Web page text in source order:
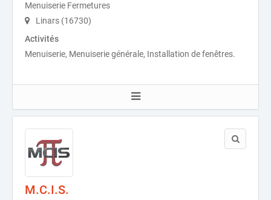
Menuiserie Fermetures
Linars (16730)
Activités
Menuiserie, Menuiserie générale, Installation de fenêtres.
M.C.I.S.